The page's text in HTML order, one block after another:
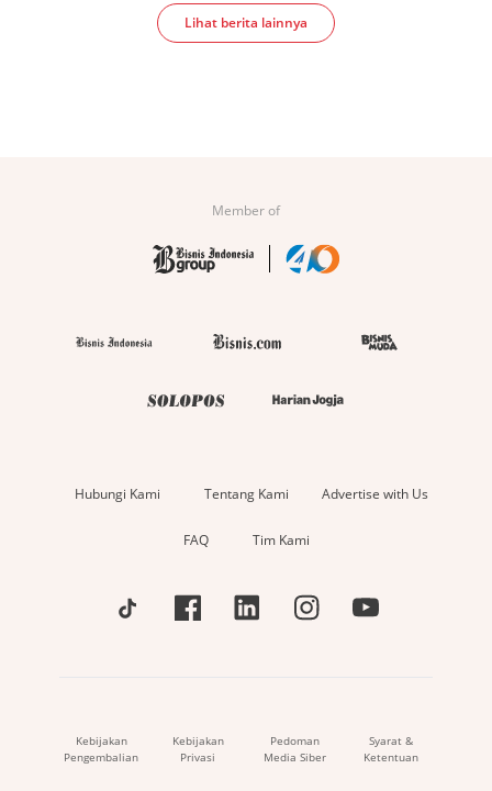
Lihat berita lainnya
Member of
Hubungi Kami Tentang Kami Advertise with Us
FAQ Tim Kami
Kebijakan
Pengembalian
Kebijakan
Privasi
Pedoman
Media Siber
Syarat &
Ketentuan